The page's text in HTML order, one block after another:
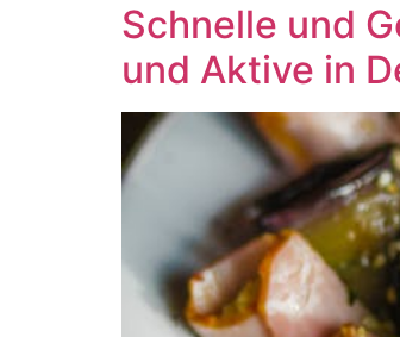
Schnelle und
und Aktive in